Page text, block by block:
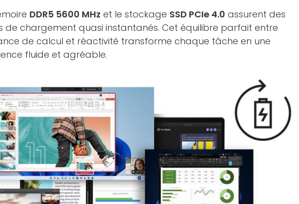
DDR5 5600 MHz et le stockage SSD PCIe 4.0 assurent des
de chargement quasi instantanés. Cet équilibre parfait entre
de calcul et réactivité transforme chaque tâche en une
fluide et agréable.